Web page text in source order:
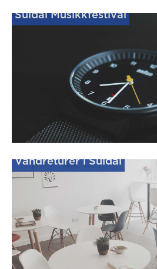
Suldal Musikkfestival
Vandreturer i Suldal